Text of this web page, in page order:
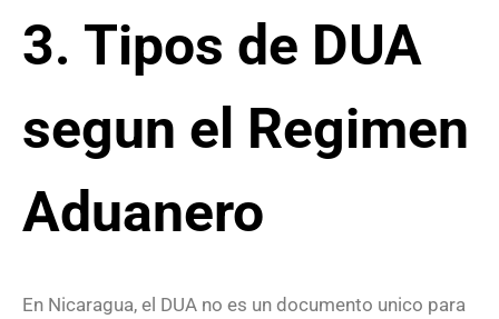
3. Tipos de DUA
segun el Regimen
Aduanero
En Nicaragua, el DUA no es un documento unico para